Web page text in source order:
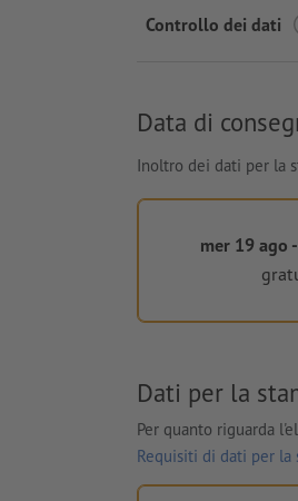
Controllo dei dati
Data di
Inoltro dei dati per la
mer 19 ago
Dati per la
Per quanto riguarda
Requisiti di dati per la